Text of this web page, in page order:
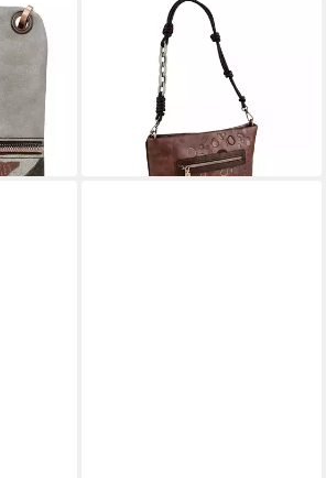
Schultertasche Core
ab 35,46 € 81,95 €
in 2-3 Werktagen bei dir